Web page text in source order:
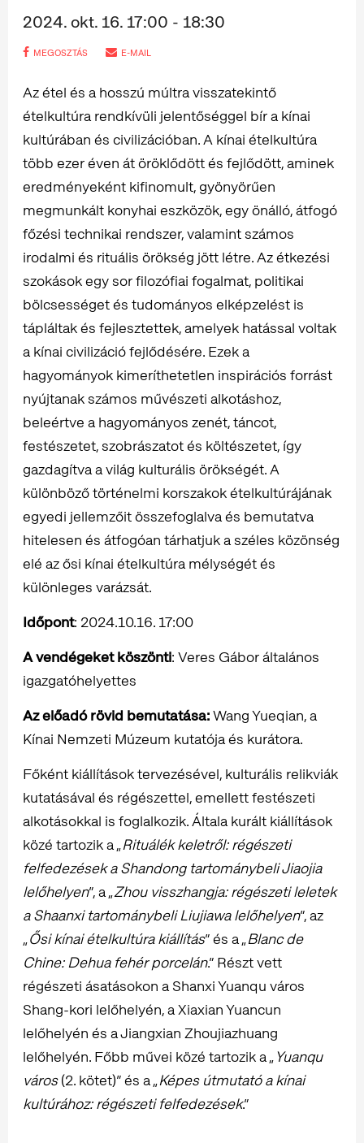
2024. okt. 16. 17:00 - 18:30
MEGOSZTÁS E-MAIL
Az étel és a hosszú múltra visszatekintő
ételkultúra rendkívüli jelentőséggel bír a kínai
kultúrában és civilizációban. A kínai ételkultúra
több ezer éven át öröklődött és fejlődött, aminek
eredményeként kifinomult, gyönyörűen
megmunkált konyhai eszközök, egy önálló, átfogó
főzési technikai rendszer, valamint számos
irodalmi és rituális örökség jött létre. Az étkezési
szokások egy sor filozófiai fogalmat, politikai
bölcsességet és tudományos elképzelést is
tápláltak és fejlesztettek, amelyek hatással voltak
a kínai civilizáció fejlődésére. Ezek a
hagyományok kimeríthetetlen inspirációs forrást
nyújtanak számos művészeti alkotáshoz,
beleértve a hagyományos zenét, táncot,
festészetet, szobrászatot és költészetet, így
gazdagítva a világ kulturális örökségét. A
különböző történelmi korszakok ételkultúrájának
egyedi jellemzőit összefoglalva és bemutatva
hitelesen és átfogóan tárhatjuk a széles közönség
elé az ősi kínai ételkultúra mélységét és
különleges varázsát.
Időpont: 2024.10.16. 17:00
A vendégeket köszönti: Veres Gábor általános
igazgatóhelyettes
Az előadó rövid bemutatása:Wang Yueqian, a
Kínai Nemzeti Múzeum kutatója és kurátora.
Főként kiállítások tervezésével, kulturális relikviák
kutatásával és régészettel, emellett festészeti
alkotásokkal is foglalkozik. Általa kurált kiállítások
közé tartozik a „Rituálék keletről: régészeti
felfedezések a Shandong tartománybeli Jiaojia
lelőhelyen”, a „Zhou visszhangja: régészeti leletek
a Shaanxi tartománybeli Liujiawa lelőhelyen”, az
„Ősi kínai ételkultúra kiállítás” és a „Blanc de
Chine: Dehua fehér porcelán.” Részt vett
régészeti ásatásokon a Shanxi Yuanqu város
Shang-kori lelőhelyén, a Xiaxian Yuancun
lelőhelyén és a Jiangxian Zhoujiazhuang
lelőhelyén. Főbb művei közé tartozik a „Yuanqu
város(2. kötet)” és a „Képes útmutató a kínai
kultúrához: régészeti felfedezések.”